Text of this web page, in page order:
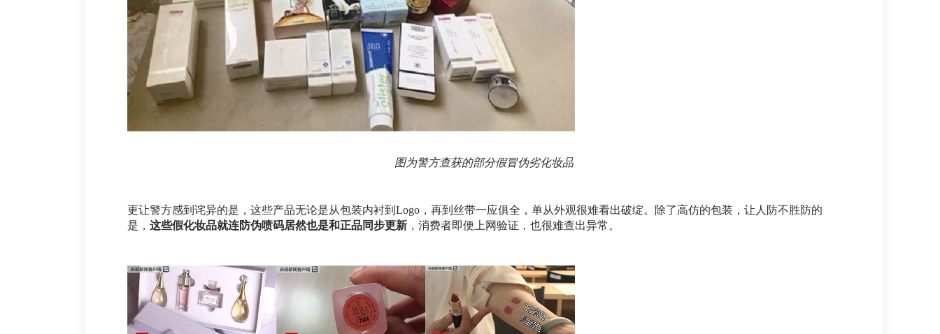
图为警方查获的部分假冒伪劣化妆品
更让警方感到诧异的是，这些产品无论是从包装内衬到Logo，再到丝带一应俱全，单从外观很难看出破绽。除了高仿的包装，让人防不胜防的
是， 这些假化妆品就连防伪喷码居然也是和正品同步更新 ，消费者即便上网验证，也很难查出异常。